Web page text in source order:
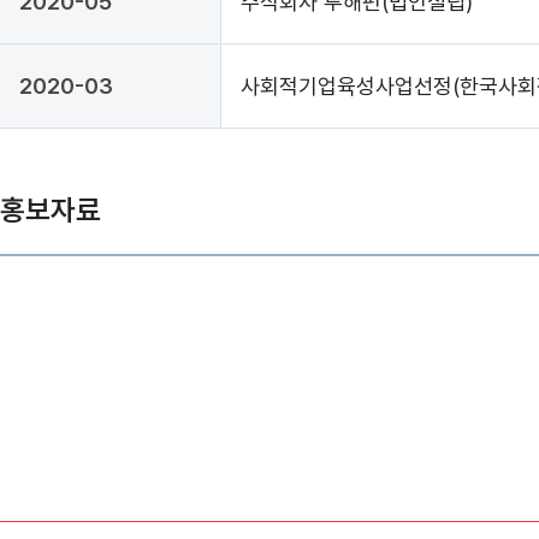
2020-03 사회적기업육성사업선정(한국사
홍보자료